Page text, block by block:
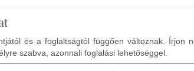
és a foglaltságtól függően változnak. Írjon
szabva, azonnali foglalási lehetőséggel.